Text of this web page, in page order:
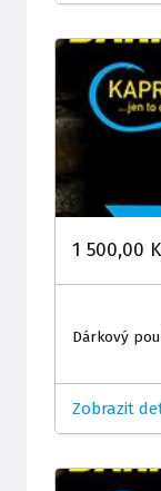
1 500,00
Dárkový
Zobrazit